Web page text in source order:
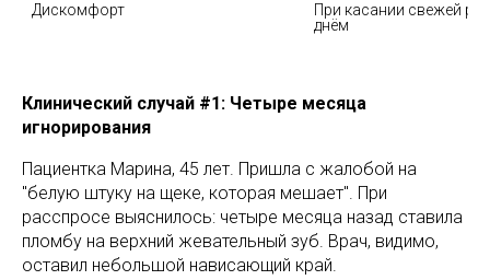
Дискомфорт
При касании свежей
днём
Клинический случай #1: Четыре месяца
игнорирования
Пациентка Марина, 45 лет. Пришла с жалобой на
"белую штуку на щеке, которая мешает". При
расспросе выяснилось: четыре месяца назад ставила
пломбу на верхний жевательный зуб. Врач, видимо,
оставил небольшой нависающий край.